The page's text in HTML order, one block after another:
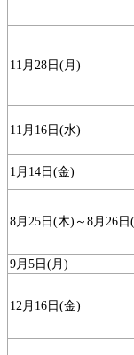
11月28日(月)
11月16日(水)
1月14日(金)
8月25日(木)～8月26日
9月5日(月)
12月16日(金)